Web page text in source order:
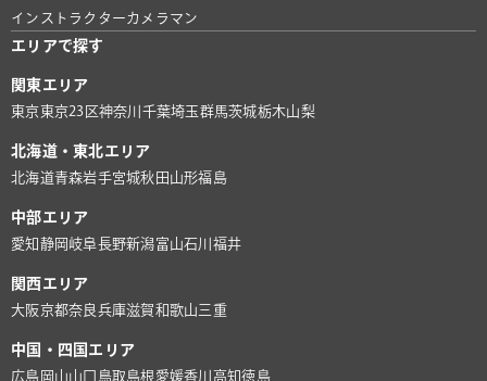
インストラクターカメラマン
エリアで探す
関東エリア
東京 東京23区神奈川 千葉埼玉群馬茨城栃木山梨
北海道・東北エリア
北海道青森岩手宮城秋田 山形福島
中部エリア
愛知 静岡 岐阜長野新潟富山石川 福井
関西エリア
大阪京都奈良兵庫滋賀和歌山 三重
中国・四国エリア
広島 岡山山口 鳥取島根 愛媛香川 高知徳島